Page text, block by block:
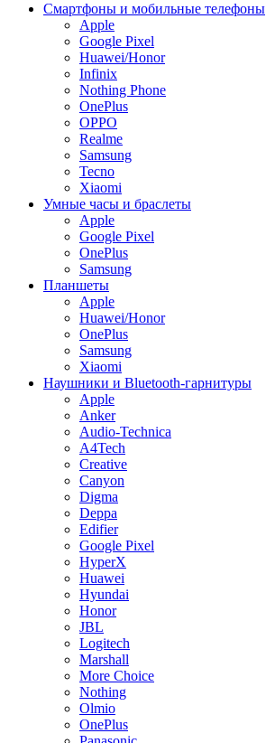
Смартфоны и мобильные телефоны
Apple
Google Pixel
Huawei/Honor
Infinix
Nothing Phone
OnePlus
OPPO
Realme
Samsung
Tecno
Xiaomi
Умные часы и браслеты
Apple
Google Pixel
OnePlus
Samsung
Планшеты
Apple
Huawei/Honor
OnePlus
Samsung
Xiaomi
Наушники и Bluetooth-гарнитуры
Apple
Anker
Audio-Technica
A4Tech
Creative
Canyon
Digma
Deppa
Edifier
Google Pixel
HyperX
Huawei
Hyundai
Honor
JBL
Logitech
Marshall
More Choice
Nothing
Olmio
OnePlus